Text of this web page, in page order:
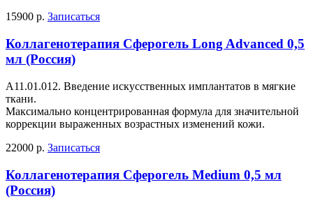
15900 р. Записаться
Коллагенотерапия Сферогель Long Advanced 0,5
мл (Россия)
А11.01.012. Введение искусственных имплантатов в мягкие
ткани.
Максимально концентрированная формула для значительной
коррекции выраженных возрастных изменений кожи.
22000 р. Записаться
Коллагенотерапия Сферогель Medium 0,5 мл
(Россия)